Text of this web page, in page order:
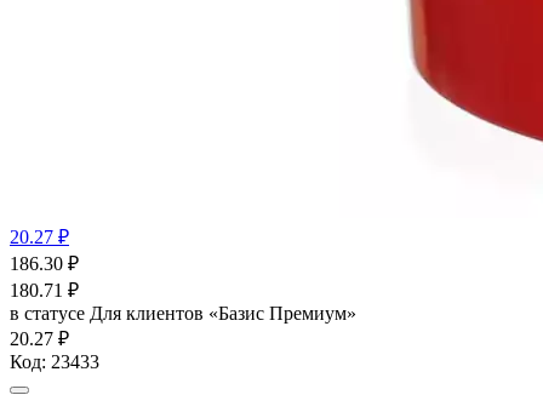
20.27 ₽
186.30 ₽
180.71 ₽
в статусе Для клиентов «Базис Премиум»
20.27 ₽
Код: 23433